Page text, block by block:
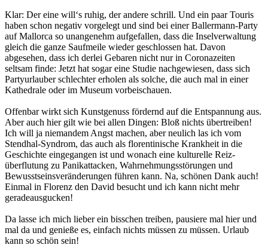
Klar: Der eine will‘s ruhig, der andere schrill. Und ein paar Touris
haben schon negativ vorgelegt und sind bei einer Ballermann-Party
auf Mallorca so unangenehm aufgefallen, dass die Inselverwaltung
gleich die ganze Saufmeile wieder geschlossen hat. Davon
abgesehen, dass ich derlei Gebaren nicht nur in Coronazeiten
seltsam finde: Jetzt hat sogar eine Studie nachgewiesen, dass sich
Partyurlauber schlechter erholen als solche, die auch mal in einer
Kathedrale oder im Museum vorbeischauen.
Offenbar wirkt sich Kunstgenuss fördernd auf die Entspannung aus.
Aber auch hier gilt wie bei allen Dingen: Bloß nichts übertreiben!
Ich will ja niemandem Angst machen, aber neulich las ich vom
Stendhal-Syndrom, das auch als florentinische Krankheit in die
Geschichte eingegangen ist und wonach eine kulturelle Reiz­
überflutung zu Panikattacken, Wahrnehmungsstörungen und
Bewusstseinsveränderungen führen kann. Na, schönen Dank auch!
Einmal in Florenz den David besucht und ich kann nicht mehr
geradeaus­gucken!
Da lasse ich mich lieber ein bisschen treiben, pausiere mal hier und
mal da und genieße es, einfach nichts müssen zu müssen. Urlaub
kann so schön sein!